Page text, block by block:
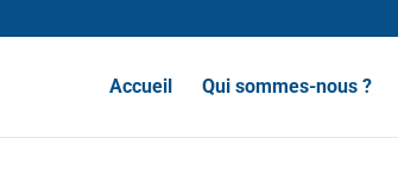
Accueil Qui sommes-nous ?